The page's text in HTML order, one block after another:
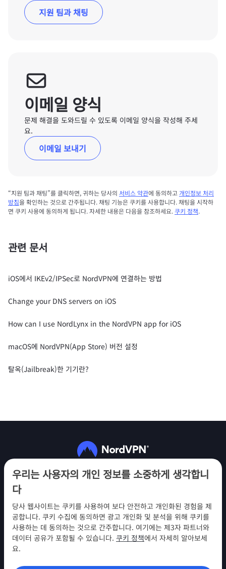
우리는 사용자의 개인 정보를 소중하게 생각합니
다
당사 웹사이트는 쿠키를 사용하여 보다 안전하고 개인화된 경험을 제
공합니다. 쿠키 수집에 동의하면 광고 개인화 및 분석을 위해 쿠키를
사용하는 데 동의하는 것으로 간주합니다. 여기에는 제3자 파트너와
데이터 공유가 포함될 수 있습니다. 쿠키 정책에서 자세히 알아보세
요.
지원 팀과 채팅
이메일 양식
문제 해결을 도와드릴 수 있도록 이메일 양식을 작성해 주세
요.
이메일 보내기
“지원 팀과 채팅”를 클릭하면, 귀하는 당사의 서비스 약관에 동의하고 개인정보 처리
방침을 확인하는 것으로 간주됩니다. 채팅 기능은 쿠키를 사용합니다. 채팅을 시작하
면 쿠키 사용에 동의하게 됩니다. 자세한 내용은 다음을 참조하세요.쿠키 정책.
관련 문서
iOS에서 IKEv2/IPSec로 NordVPN에 연결하는 방법
Change your DNS servers on iOS
How can I use NordLynx in the NordVPN app for iOS
macOS에 NordVPN(App Store) 버전 설정
탈옥(Jailbreak)한 기기란?
NordVPN
참여
지원